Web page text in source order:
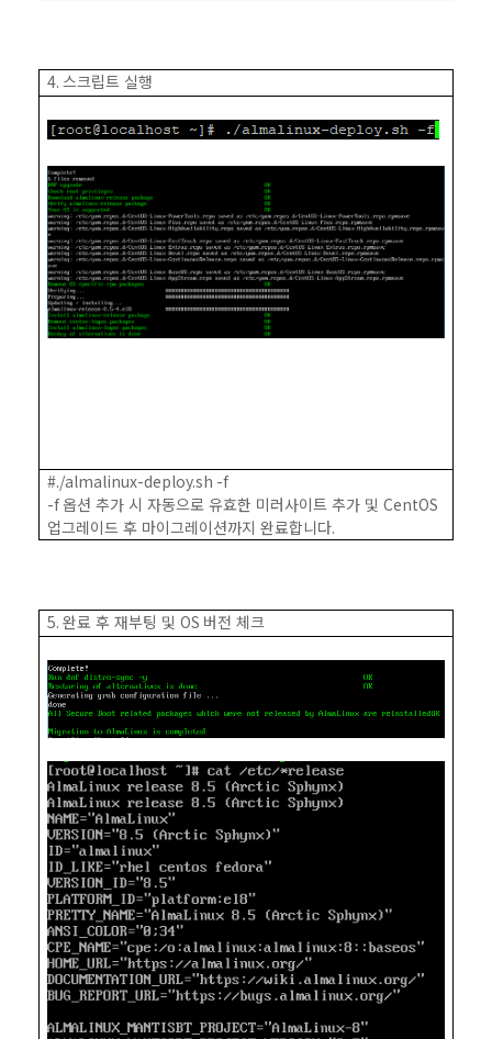
4.스크립트 실행
#./almalinux-deploy.sh -f
-f옵션 추가 시 자동으로 유효한 미러사이트 추가 및CentOS
업그레이드 후 마이그레이션까지 완료합니다.
5.완료 후 재부팅 및OS 버전 체크